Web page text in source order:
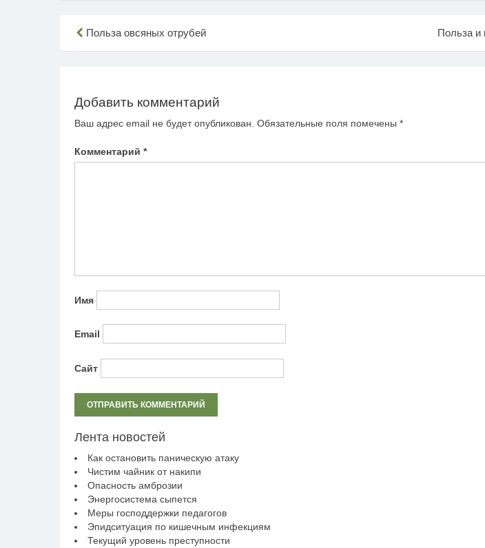
Навигация
Польза овсяных отрубей Польза и
Добавить комментарий
Ваш адрес email не будет опубликован. Обязательные поля помечены *
Комментарий *
Имя
Email
Сайт
Лента новостей
Как остановить паническую атаку
Чистим чайник от накипи
Опасность амброзии
Энергосистема сыпется
Меры господдержки педагогов
Эпидситуация по кишечным инфекциям
Текущий уровень преступности